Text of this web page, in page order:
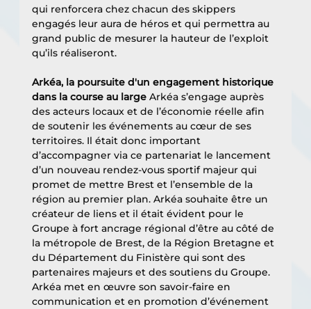
qui renforcera chez chacun des skippers
engagés leur aura de héros et qui permettra au
grand public de mesurer la hauteur de l’exploit
qu’ils réaliseront.
Arkéa, la poursuite d'un engagement historique
dans la course au large Arkéa s’engage auprès
des acteurs locaux et de l’économie réelle afin
de soutenir les événements au cœur de ses
territoires. Il était donc important
d’accompagner via ce partenariat le lancement
d’un nouveau rendez-vous sportif majeur qui
promet de mettre Brest et l’ensemble de la
région au premier plan. Arkéa souhaite être un
créateur de liens et il était évident pour le
Groupe à fort ancrage régional d’être au côté de
la métropole de Brest, de la Région Bretagne et
du Département du Finistère qui sont des
partenaires majeurs et des soutiens du Groupe.
Arkéa met en œuvre son savoir-faire en
communication et en promotion d’événement